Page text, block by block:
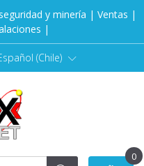
y minería | Ventas |
|
(Chile)
0